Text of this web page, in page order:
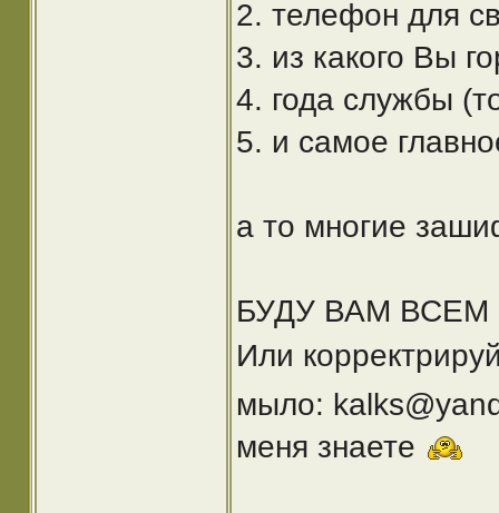
2. телефон для
3. из какого Вы
4. года службы
5. и самое
а то многие
БУДУ ВАМ
Или
мыло:
меня знаете